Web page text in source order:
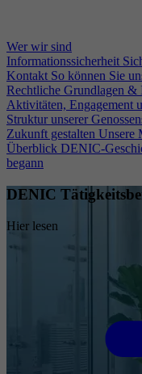
Wer wir sind
Informationssicherheit
Kontakt So können Sie
Rechtliche Grundlagen &
Aktivitäten, Engagement
Struktur unserer
Zukunft gestalten Unsere
Überblick DENIC-
begann
DENIC
Hier lesen